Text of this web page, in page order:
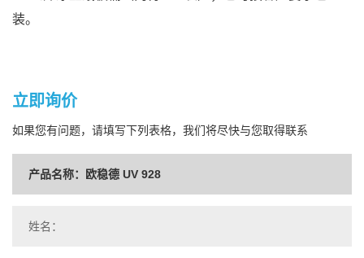
装。
立即询价
如果您有问题，请填写下列表格，我们将尽快与您取得联系